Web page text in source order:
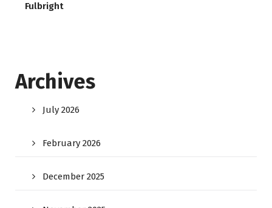
Fulbright
Archives
July 2026
February 2026
December 2025